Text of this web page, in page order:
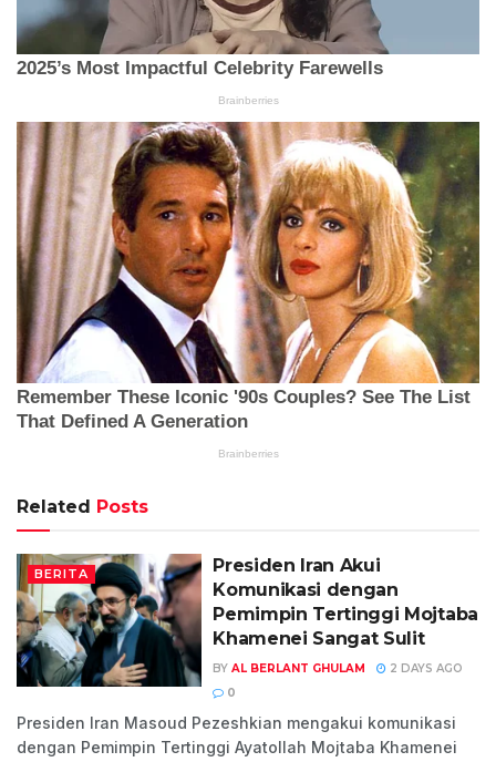
Related Posts
BERITA
Presiden Iran Akui
Komunikasi dengan
Pemimpin Tertinggi Mojtaba
Khamenei Sangat Sulit
BY AL BERLANT GHULAM
2 DAYS AGO
0
Presiden Iran Masoud Pezeshkian mengakui komunikasi
dengan Pemimpin Tertinggi Ayatollah Mojtaba Khamenei